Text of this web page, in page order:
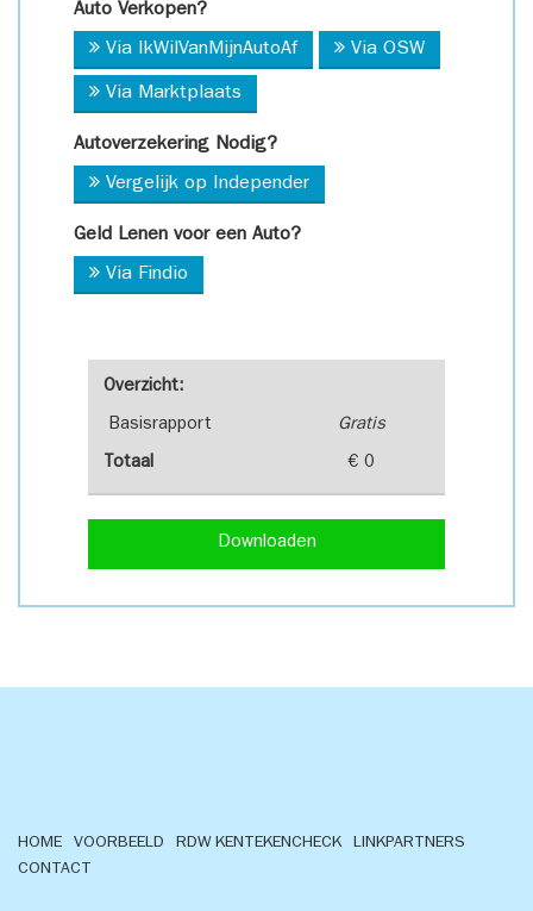
Overzicht:
Basisrapport Gratis
Totaal € 0
Downloaden
Auto Verkopen?
Via IkWilVanMijnAutoAf Via OSW
Via Marktplaats
Autoverzekering Nodig?
Vergelijk op Independer
Geld Lenen voor een Auto?
Via Findio
HOME VOORBEELD RDW KENTEKENCHECK
LINKPARTNERS
CONTACT